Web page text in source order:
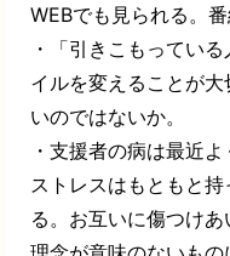
WEBでも見られる。
・「引きこもってい
イルを変えることが
いのではないか。
・支援者の病は最近
ストレスはもともと
る。お互いに傷つけあ